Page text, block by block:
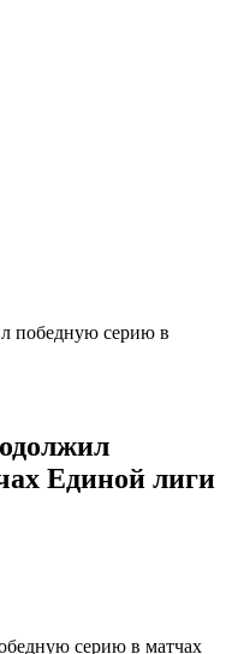
победную серию в
Единой лиги